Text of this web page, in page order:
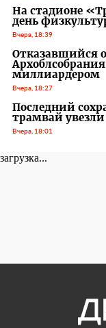
На стадионе
день
Вчера, 18:39
Отказавшийся
миллиардером
Вчера, 18:27
Последний
трамвай
Вчера, 18:01
загрузка...